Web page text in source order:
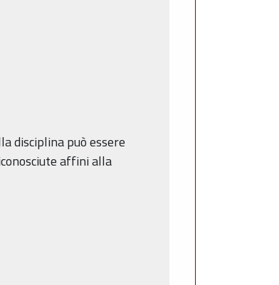
disciplina può essere
affini alla